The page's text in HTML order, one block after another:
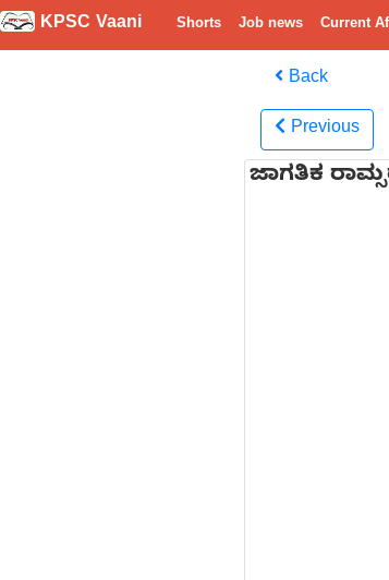
KPSC Vaani Shorts Job news Current
Back
Previous
ಜಾಗತಿಕ